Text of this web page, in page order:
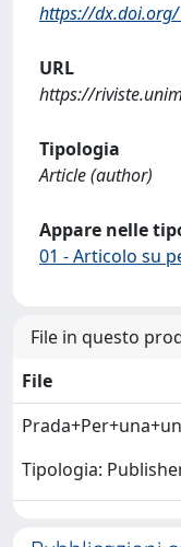
https://
URL
https://
Tipologia
Article (author)
Appare nelle
01 - Articolo su
File in questo
File
Tipologia: